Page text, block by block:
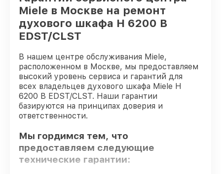
Miele в Москве на ремонт
духового шкафа H 6200 B
EDST/CLST
В нашем центре обслуживания Miele,
расположенном в Москве, мы предоставляем
высокий уровень сервиса и гарантий для
всех владельцев духового шкафа Miele H
6200 B EDST/CLST. Наши гарантии
базируются на принципах доверия и
ответственности.
Мы гордимся тем, что
предоставляем следующие
технические гарантии: